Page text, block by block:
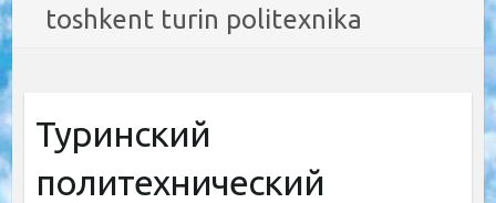
toshkent turin politexnika
Туринский
политехнический